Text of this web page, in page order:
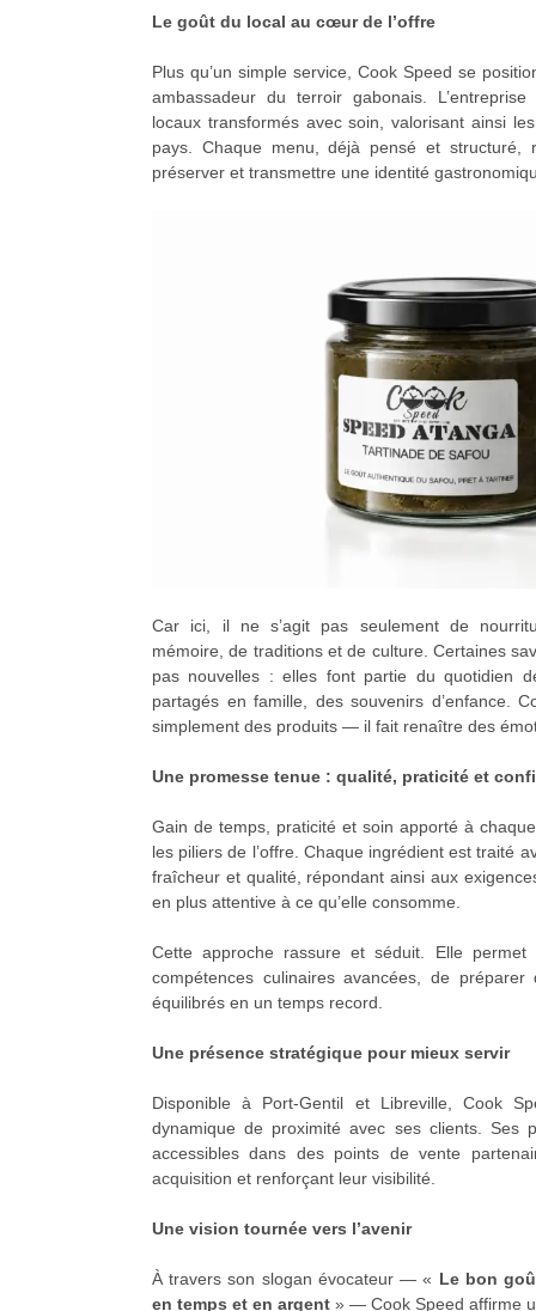
Le goût du local au cœur de l’offre
Plus qu’un simple service, Cook Speed se
ambassadeur du terroir gabonais.
locaux transformés avec soin, valorisant ainsi
pays. Chaque menu, déjà pensé et structuré,
préserver et transmettre une identité
Car ici, il ne s’agit pas seulement de
mémoire, de traditions et de culture. Certaines
pas nouvelles : elles font partie du quotidien
partagés en famille, des souvenirs d’enfance.
simplement des produits — il fait renaître des
Une promesse tenue : qualité, praticité et
Gain de temps, praticité et soin apporté à
les piliers de l’offre. Chaque ingrédient est traité
fraîcheur et qualité, répondant ainsi aux
en plus attentive à ce qu’elle consomme.
Cette approche rassure et séduit. Elle
compétences culinaires avancées, de
équilibrés en un temps record.
Une présence stratégique pour mieux servir
Disponible à Port-Gentil et Libreville, Cook
dynamique de proximité avec ses clients. Ses
accessibles dans des points de vente
acquisition et renforçant leur visibilité.
Une vision tournée vers l’avenir
À travers son slogan évocateur — « Le bon
en temps et en argent» — Cook Speed affirme